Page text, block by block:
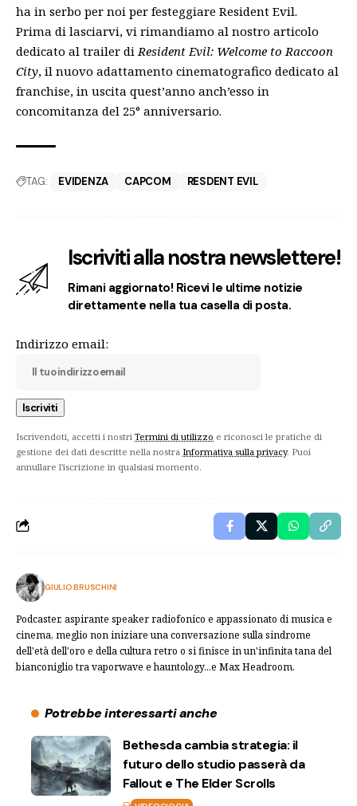
ha in serbo per noi per festeggiare Resident Evil.
Prima di lasciarvi, vi rimandiamo al nostro articolo
dedicato al trailer di Resident Evil: Welcome to Raccoon
City, il nuovo adattamento cinematografico dedicato al
franchise, in uscita quest’anno anch’esso in
concomitanza del 25° anniversario.
TAG: EVIDENZA CAPCOM RESDENT EVIL
Iscriviti alla nostra newslettere!
Rimani aggiornato! Ricevi le ultime notizie
direttamente nella tua casella di posta.
Indirizzo email:
Iscrivendoti, accetti i nostri Termini di utilizzo e riconosci le pratiche di
gestione dei dati descritte nella nostra Informativa sulla privacy. Puoi
annullare l'iscrizione in qualsiasi momento.
GIULIO BRUSCHINI
Podcaster, aspirante speaker radiofonico e appassionato di musica e
cinema, meglio non iniziare una conversazione sulla sindrome
dell'età dell'oro e della cultura retro o si finisce in un'infinita tana del
bianconiglio tra vaporwave e hauntology...e Max Headroom.
Potrebbe interessarti anche
Bethesda cambia strategia: il
futuro dello studio passerà da
Fallout e The Elder Scrolls